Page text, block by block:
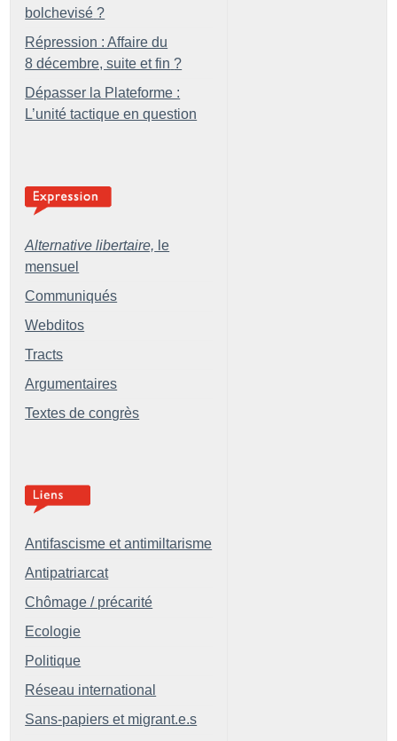
bolchevisé ?
Répression : Affaire du
8 décembre, suite et fin ?
Dépasser la Plateforme :
L’unité tactique en question
Alternative libertaire, le
mensuel
Communiqués
Webditos
Tracts
Argumentaires
Textes de congrès
Antifascisme et antimiltarisme
Antipatriarcat
Chômage / précarité
Ecologie
Politique
Réseau international
Sans-papiers et migrant.e.s